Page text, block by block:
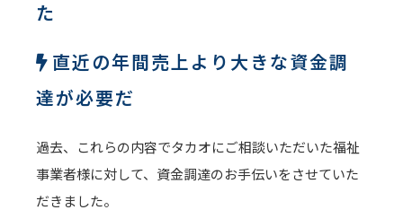
た
直近の年間売上より大きな資金調
達が必要だ
過去、これらの内容でタカオにご相談いただいた福祉
事業者様に対して、資金調達のお手伝いをさせていた
だきました。